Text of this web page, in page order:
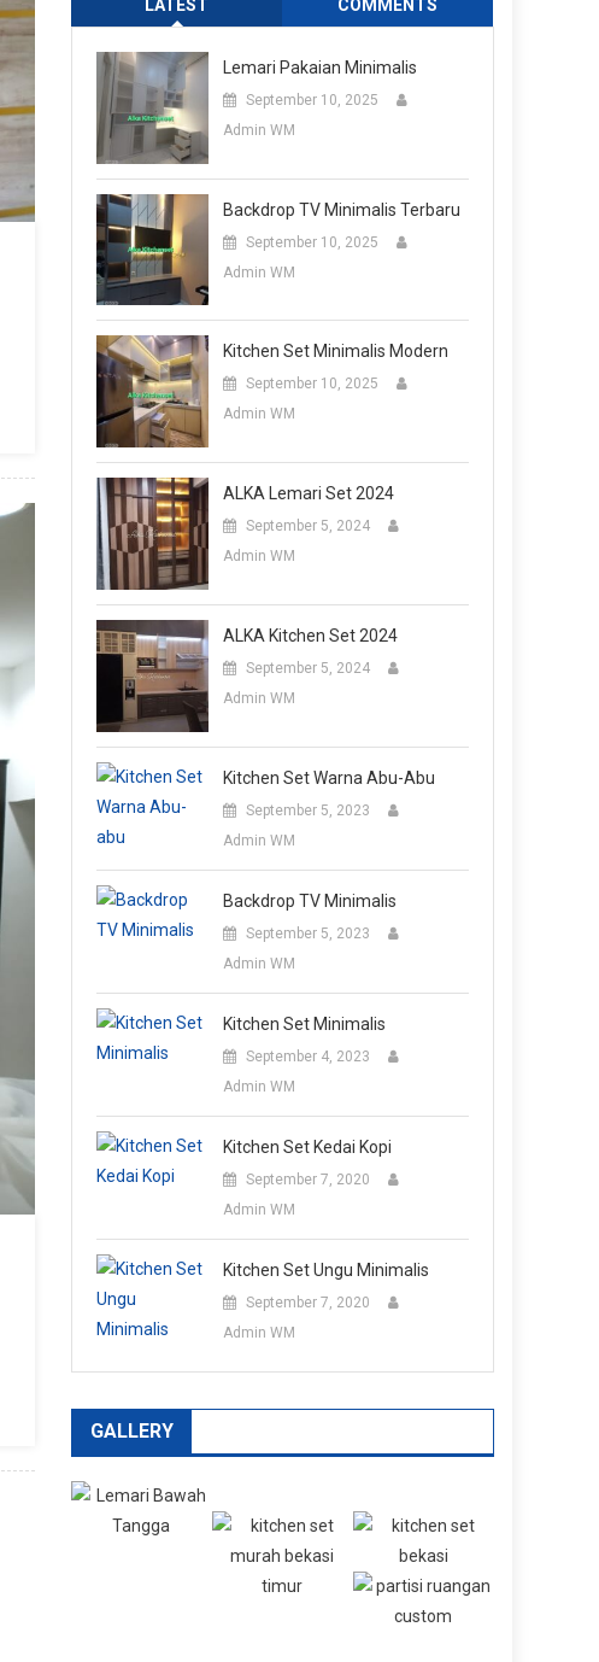
LATEST COMMENTS
Lemari Pakaian Minimalis
September 10, 2025
Admin WM
Backdrop TV Minimalis Terbaru
September 10, 2025
Admin WM
Kitchen Set Minimalis Modern
September 10, 2025
Admin WM
ALKA Lemari Set 2024
September 5, 2024
Admin WM
ALKA Kitchen Set 2024
September 5, 2024
Admin WM
Kitchen Set Warna Abu-Abu
September 5, 2023
Admin WM
Backdrop TV Minimalis
September 5, 2023
Admin WM
Kitchen Set Minimalis
September 4, 2023
Admin WM
Kitchen Set Kedai Kopi
September 7, 2020
Admin WM
Kitchen Set Ungu Minimalis
September 7, 2020
Admin WM
GALLERY